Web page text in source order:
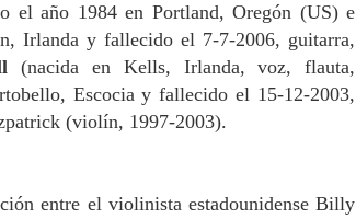
el año 1984 en Portland, Oregón (US) e
Irlanda y fallecido el 7-7-2006, guitarra,
(nacida en Kells, Irlanda, voz, flauta,
Escocia y fallecido el 15-12-2003,
(violín, 1997-2003).
entre el violinista estadounidense Billy